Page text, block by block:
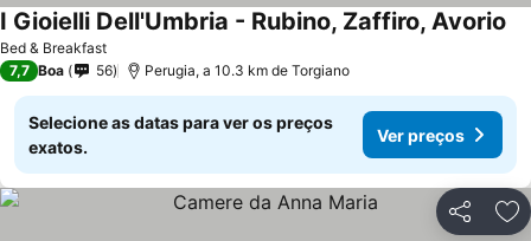
Bed & Breakfast
I Gioielli Dell'Umbria - Rubino, Zaffiro, Avorio
7,7 Boa 56 Perugia, a 10.3 km de Torgiano
Selecione as datas para ver os preços
exatos.
Ver preços
Partilhar